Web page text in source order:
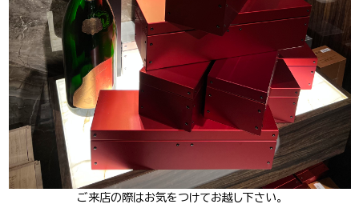
ご来店の際はお気をつけてお越し下さい。